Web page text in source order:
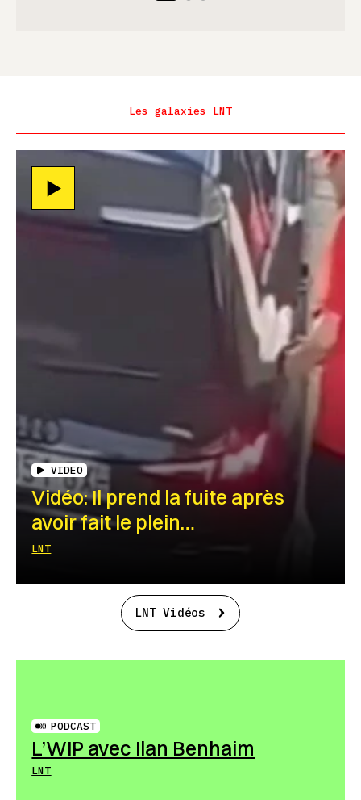
Les galaxies LNT
VIDEO
Vidéo: Il prend la fuite après
avoir fait le plein…
LNT
LNT Vidéos
PODCAST
L’WIP avec Ilan Benhaim
LNT